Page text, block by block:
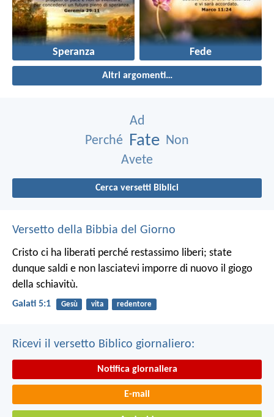
Speranza Fede
Altri argomenti…
Ad
Perché Fate Non
Avete
Cerca versetti Biblici
Versetto della Bibbia del Giorno
Cristo ci ha liberati perché restassimo liberi; state
dunque saldi e non lasciatevi imporre di nuovo il giogo
della schiavitù.
Galati 5:1 Gesù vita redentore
Ricevi il versetto Biblico giornaliero:
Notifica giornaliera
E-mail